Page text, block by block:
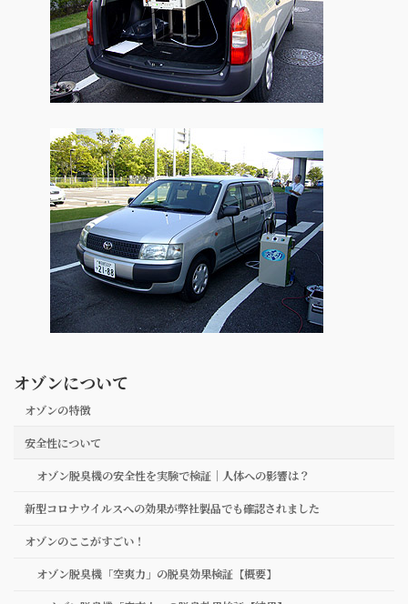
オゾンについて
オゾンの特徴
安全性について
オゾン脱臭機の安全性を実験で検証｜人体への影響は？
新型コロナウイルスへの効果が弊社製品でも確認されました
オゾンのここがすごい！
オゾン脱臭機「空爽力」の脱臭効果検証【概要】